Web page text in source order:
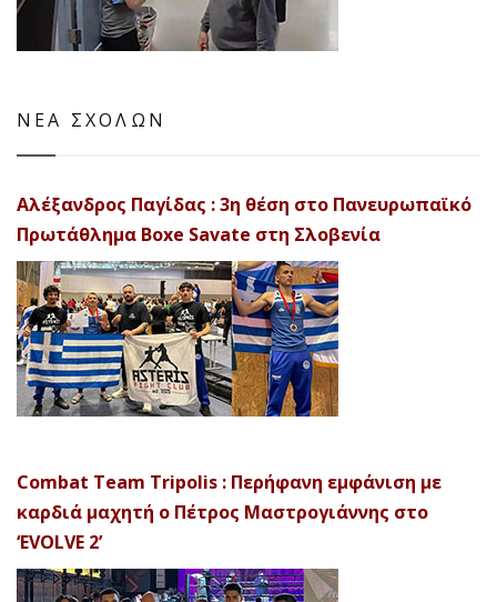
ΝΕΑ ΣΧΟΛΩΝ
Αλέξανδρος Παγίδας : 3η θέση στο Πανευρωπαϊκό
Πρωτάθλημα Boxe Savate στη Σλοβενία
Combat Team Tripolis : Περήφανη εμφάνιση με
καρδιά μαχητή ο Πέτρος Μαστρογιάννης στο
‘EVOLVE 2’